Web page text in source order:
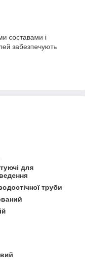
составами і
забезпечують
для
труби